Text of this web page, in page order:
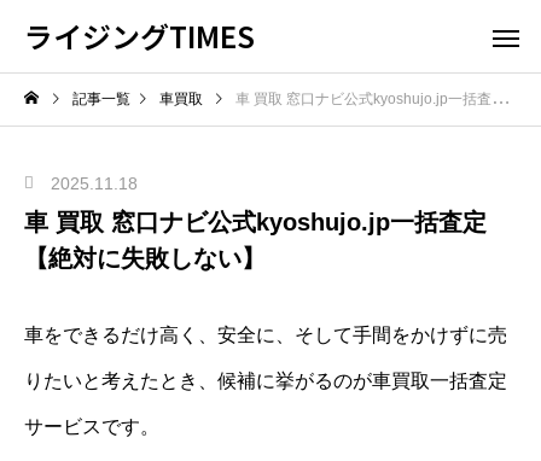
ライジングTIMES
記事一覧 車買取 車 買取 窓口ナビ公式kyoshujo.jp一括査定【絶対に失敗しない】
2025.11.18
車 買取 窓口ナビ公式kyoshujo.jp一括査定
【絶対に失敗しない】
車をできるだけ高く、安全に、そして手間をかけずに売
りたいと考えたとき、候補に挙がるのが車買取一括査定
サービスです。